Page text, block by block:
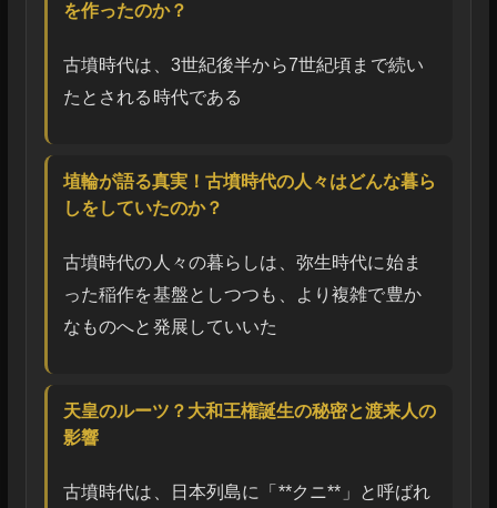
を作ったのか？
古墳時代は、3世紀後半から7世紀頃まで続い
たとされる時代である
埴輪が語る真実！古墳時代の人々はどんな暮ら
しをしていたのか？
古墳時代の人々の暮らしは、弥生時代に始ま
った稲作を基盤としつつも、より複雑で豊か
なものへと発展していいた
天皇のルーツ？大和王権誕生の秘密と渡来人の
影響
古墳時代は、日本列島に「**クニ**」と呼ばれ